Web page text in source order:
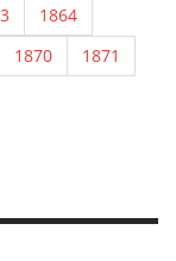
1864
1870
1871